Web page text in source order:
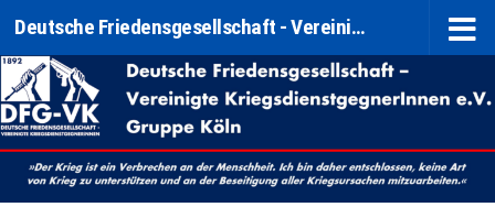
Zum Inhalt springen Deutsche Friedensgesellschaft - Vereinigte KriegsdienstgegnerInnen e. V. (DFG-VK) Gruppe Köln